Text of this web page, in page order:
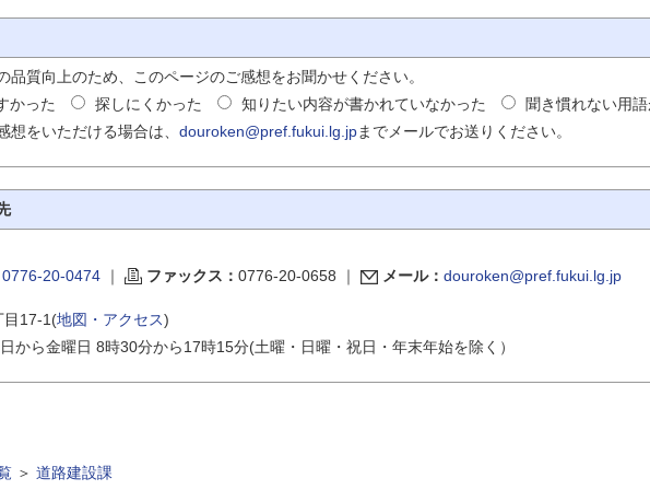
品質向上のため、このページのご感想をお聞かせください。
かった
探しにくかった 知りたい内容が書かれていなかった
聞き慣れない用
想をいただける場合は、 douroken@pref.fukui.lg.jpまでメールでお送りください。
0776-20-0474 ｜ ファックス： 0776-20-0658 ｜ メール： douroken@pref.fukui.lg.jp
目17-1(地図・アクセス)
から金曜日 8時30分から17時15分(土曜・日曜・祝日・年末年始を除く）
＞ 道路建設課